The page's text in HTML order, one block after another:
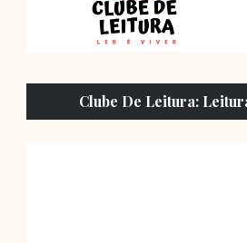
Clube De Leitura: